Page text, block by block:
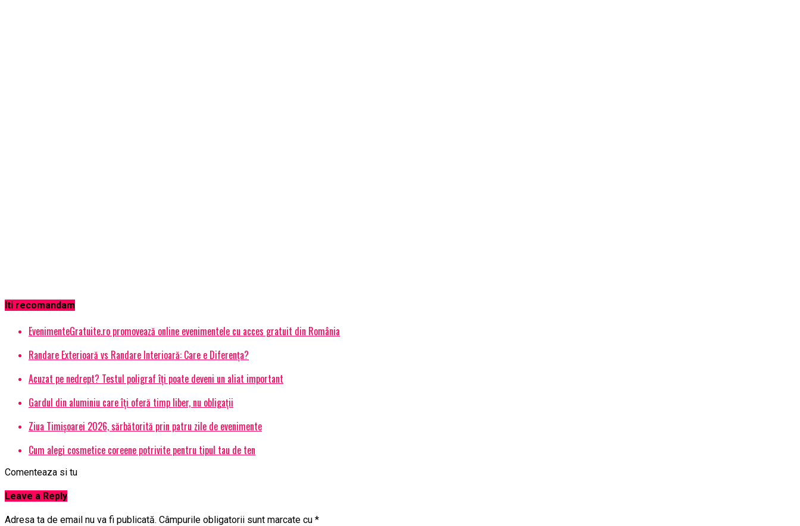
Iti recomandam
EvenimenteGratuite.ro promovează online evenimentele cu acces gratuit din România
Randare Exterioară vs Randare Interioară: Care e Diferența?
Acuzat pe nedrept? Testul poligraf îţi poate deveni un aliat important
Gardul din aluminiu care îți oferă timp liber, nu obligații
Ziua Timișoarei 2026, sărbătorită prin patru zile de evenimente
Cum alegi cosmetice coreene potrivite pentru tipul tau de ten
Comenteaza si tu
Leave a Reply
Adresa ta de email nu va fi publicată. Câmpurile obligatorii sunt marcate cu *